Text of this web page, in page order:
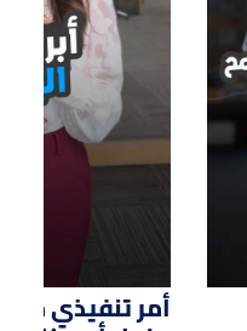
أمر تنفيذي من